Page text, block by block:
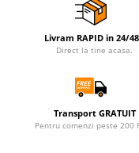
Livram RAPID in 24/
Direct la tine acasa.
Transport GRATUIT
Pentru comenzi peste 200